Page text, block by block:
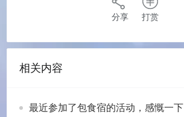
分享 打赏
相关内容
最近参加了包食宿的活动，感慨一下